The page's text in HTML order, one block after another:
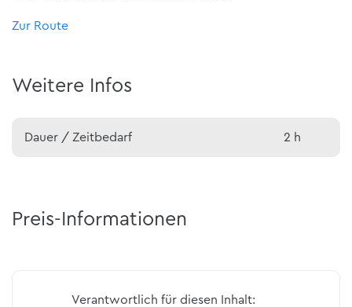
Zur Route
Weitere Infos
Dauer / Zeitbedarf 2 h
Preis-Informationen
Verantwortlich für diesen Inhalt: